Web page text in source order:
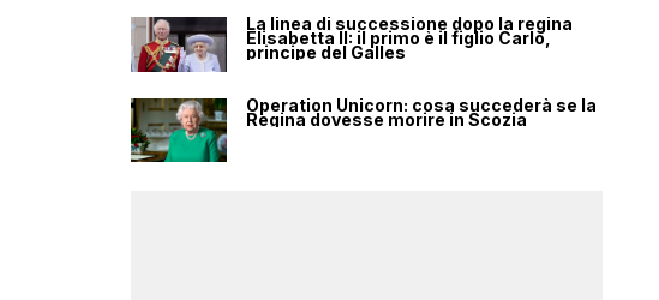
La linea di successione dopo la regina
Elisabetta II: il primo è il figlio Carlo,
principe del Galles
Operation Unicorn: cosa succederà se la
Regina dovesse morire in Scozia